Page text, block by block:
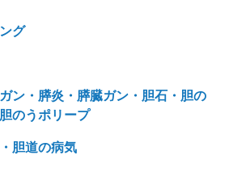
グ
ン・膵炎・膵臓ガン・胆石・胆の
のうポリープ
胆道の病気